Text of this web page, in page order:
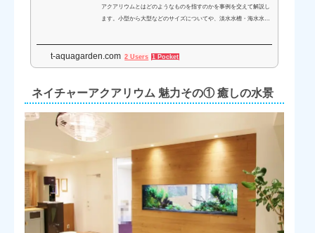
アクアリウムとはどのようなものを指すのかを事例を交えて解説し
ます。小型から大型などのサイズについてや、淡水水槽・海水水
t-aquagarden.com 2 Users 1 Pocket
ネイチャーアクアリウム 魅力その① 癒しの水景